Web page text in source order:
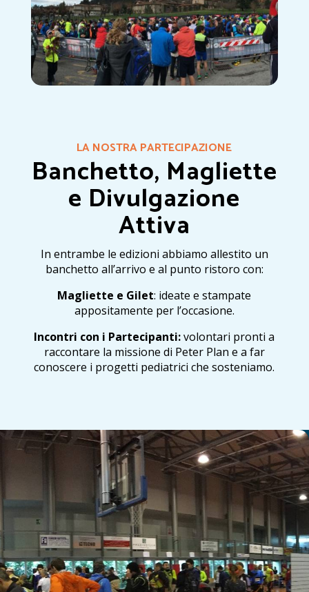
LA NOSTRA PARTECIPAZIONE
Banchetto, Magliette
e Divulgazione
Attiva
In entrambe le edizioni abbiamo allestito un
banchetto all’arrivo e al punto ristoro con:
Magliette e Gilet: ideate e stampate
appositamente per l’occasione.
Incontri con i Partecipanti:volontari pronti a
raccontare la missione di Peter Plan e a far
conoscere i progetti pediatrici che sosteniamo.